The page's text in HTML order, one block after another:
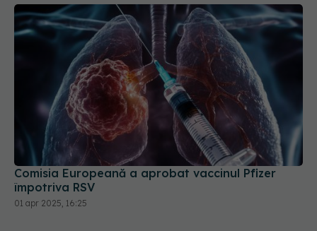
Comisia Europeană a aprobat vaccinul Pfizer
împotriva RSV
01 apr 2025, 16:25